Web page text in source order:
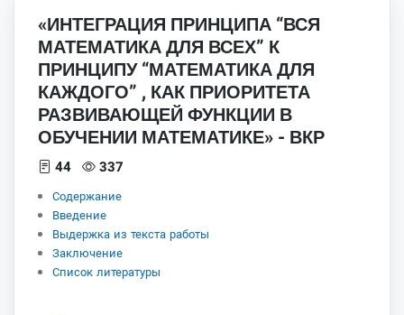
«ИНТЕГРАЦИЯ ПРИНЦИПА “ВСЯ
МАТЕМАТИКА ДЛЯ ВСЕХ” К
ПРИНЦИПУ “МАТЕМАТИКА ДЛЯ
КАЖДОГО” , КАК ПРИОРИТЕТА
РАЗВИВАЮЩЕЙ ФУНКЦИИ В
ОБУЧЕНИИ МАТЕМАТИКЕ» - ВКР
44 337
Содержание
Введение
Выдержка из текста работы
Заключение
Список литературы